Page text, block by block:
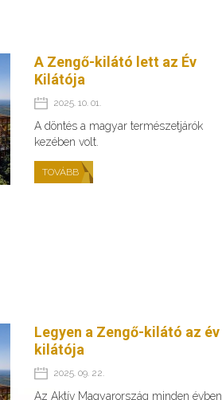
A Zengő-kilátó lett az Év
Kilátója
2025. 10. 01.
A döntés a magyar természetjárók
kezében volt.
TOVÁBB
Legyen a Zengő-kilátó az év
kilátója
2025. 09. 22.
Az Aktív Magyarország minden évben